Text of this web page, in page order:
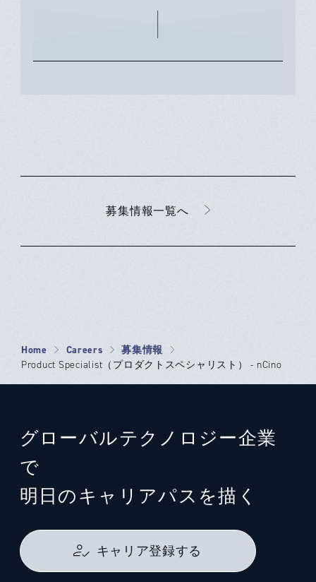
カルチャーの大切さに気付
募集情報一覧へ
Home Careers 募集情報
Product Specialist（プロダクトスペシャリスト） - nCino
グローバルテクノロジー企業
で
明日のキャリアパスを描く
キャリア登録する